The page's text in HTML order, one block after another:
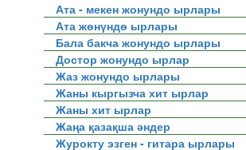
Ата - мекен жонундо ырлары
Ата жөнүндө ырлары
Бала бакча жонундо ырлары
Достор жонундо ырлар
Жаз жонундо ырлары
Жаны кыргызча хит ырлар
Жаны хит ырлар
Жаңа қазақша әндер
Журокту эзген - гитара ырлары